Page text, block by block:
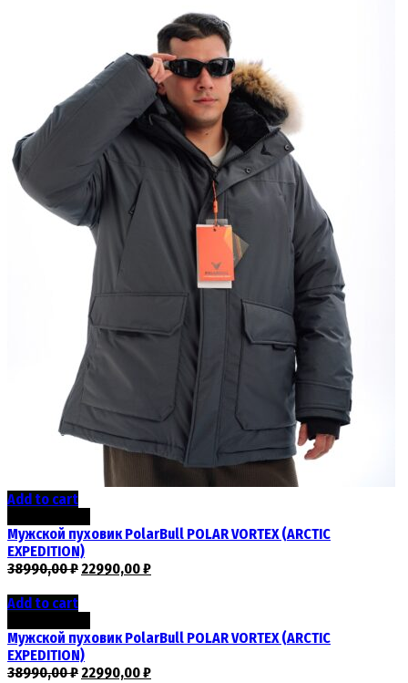
Add to cart
Мужской пуховик PolarBull POLAR VORTEX (ARCTIC
EXPEDITION)
38990,00₽22990,00₽
Add to cart
Мужской пуховик PolarBull POLAR VORTEX (ARCTIC
EXPEDITION)
38990,00₽22990,00₽